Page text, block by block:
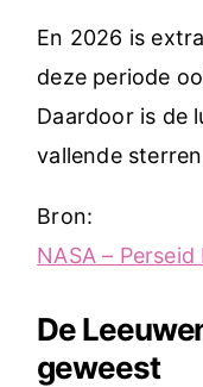
En 2026 is
deze periode
Daardoor is de
vallende
Bron:
NASA –
De
geweest